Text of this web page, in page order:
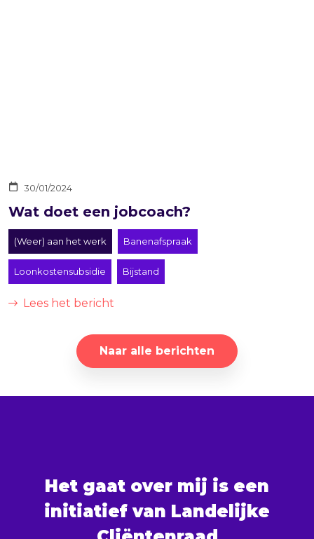
30/01/2024
Wat doet een jobcoach?
(Weer) aan het werk Banenafspraak
Loonkostensubsidie Bijstand
Lees het bericht
Naar alle berichten
Het gaat over mij is een
initiatief van Landelijke